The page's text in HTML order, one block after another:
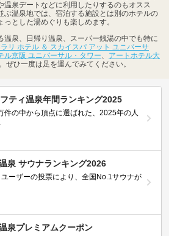
温泉デートなどに利用したりするのもオスス
ぶ温泉地では、宿泊する施設とは別のホテルの
とした湯めぐりも楽しめます。
温泉、日帰り温泉、スーパー銭湯の中でも特に
リ ホテル ＆ スカイスパ アット ユニバーサ
ル京阪 ユニバーサル・タワー
アートホテル大
ぜひ一度は足を運んでみてください。
ティ温泉年間ランキング2025
件の中から頂点に選ばれた、2025年の人
泉 サウナランキング2026
ーザーの投票により、全国No.1サウナが
泉プレミアムクーポン